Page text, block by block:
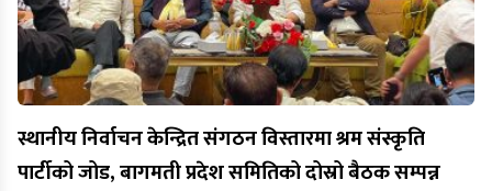
स्थानीय निर्वाचन केन्द्रित संगठन विस्तारमा श्रम संस्कृति
पार्टीको जोड, बागमती प्रदेश समितिको दोस्रो बैठक सम्पन्न